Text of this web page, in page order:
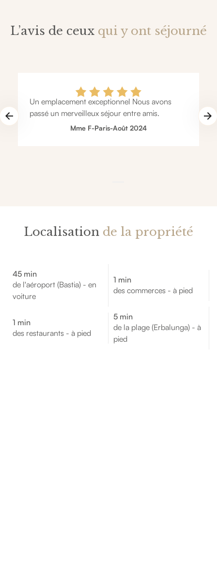
L’avis de ceux qui y ont séjourné
Un emplacement exceptionnel Nous avons
passé un merveilleux séjour entre amis.
Mme F-Paris-Août 2024
Localisation de la propriété
45 min
de l'aéroport (Bastia) - en
voiture
1 min
des commerces - à pied
1 min
des restaurants - à pied
5 min
de la plage (Erbalunga) - à
pied